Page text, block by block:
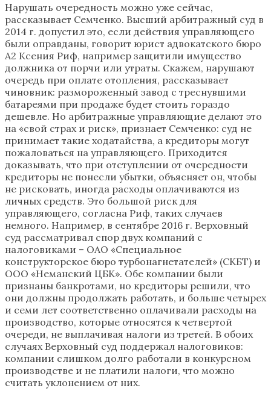
Нарушать очередность можно уже сейчас,
рассказывает Семченко. Высший арбитражный суд в
2014 г. допустил это, если действия управляющего
были оправданы, говорит юрист адвокатского бюро
А2 Ксения Риф, например защитили имущество
должника от порчи или утраты. Скажем, нарушают
очередь при оплате отопления, рассказывает
чиновник: размороженный завод с треснувшими
батареями при продаже будет стоить гораздо
дешевле. Но арбитражные управляющие делают это
на «свой страх и риск», признает Семченко: суд не
принимает такие ходатайства, а кредиторы могут
пожаловаться на управляющего. Приходится
доказывать, что при отступлении от очередности
кредиторы не понесли убытки, объясняет он, чтобы
не рисковать, иногда расходы оплачиваются из
личных средств. Это большой риск для
управляющего, согласна Риф, таких случаев
немного. Например, в сентябре 2016 г. Верховный
суд рассматривал спор двух компаний с
налоговиками – ОАО «Специальное
конструкторское бюро турбонагнетателей» (СКБТ) и
ООО «Неманский ЦБК». Обе компании были
признаны банкротами, но кредиторы решили, что
они должны продолжать работать, и больше четырех
и семи лет соответственно оплачивали расходы на
производство, которые относятся к четвертой
очереди, не выплачивая налоги из третей. В обоих
случаях Верховный суд поддержал налоговиков:
компании слишком долго работали в конкурсном
производстве и не платили налоги, что можно
считать уклонением от них.